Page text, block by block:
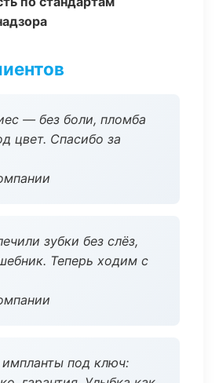
— без боли, пломба
цвет. Спасибо за
зубки без слёз,
Теперь ходим с
импланты под ключ: